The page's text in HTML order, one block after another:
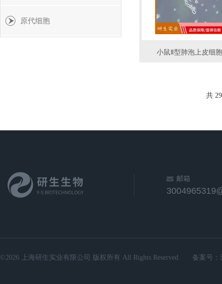
原代细胞
小鼠Ⅱ型肺泡上皮细胞
共
邮箱
©2026 上海研生实业有限公司 版权所有 All Rights Reserved. 备案号：